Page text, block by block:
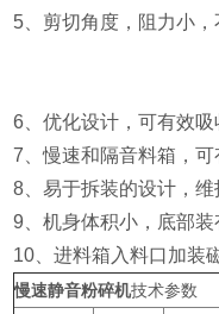
5、剪切角度，阻力小，
6、优化设计，可有效吸
7、慢速和隔音料箱，可
8、易于拆装的设计，维
9、机身体积小，底部装
10、进料箱入料口加装
慢速静音粉碎机技术参数